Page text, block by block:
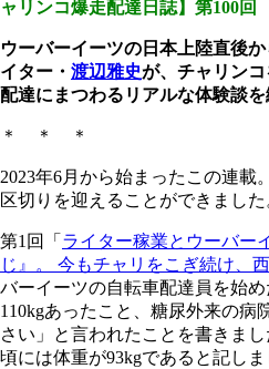
ャリンコ爆走配達日誌】第100回
ウーバーイーツの日本上陸直後
イター・ 渡辺雅史が、チャリンコ
配達にまつわるリアルな体験談を
＊ ＊ ＊
2023年6月から始まったこの連載
区切りを迎えることができました
第1回「 ライター稼業とウーバー
じ』。 今もチャリをこぎ続け、
バーイーツの自転車配達員を始
110kgあったこと、糖尿外来の病
さい」と言われたことを書きま
頃には体重が93kgであると記しま